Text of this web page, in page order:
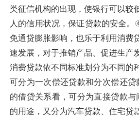
类征信机构的出现，使银行可以较
人的信用状况，保证贷款的安全
免通贷膨胀影响，也乐于利用消费
速发展，对于推销产品、促进生产
消费贷款依不同标准划分为不同的
可分为一次偿还贷款和分次偿还
的借贷关系看，可分为直接贷款
的用途，又分为汽车贷款、住宅贷